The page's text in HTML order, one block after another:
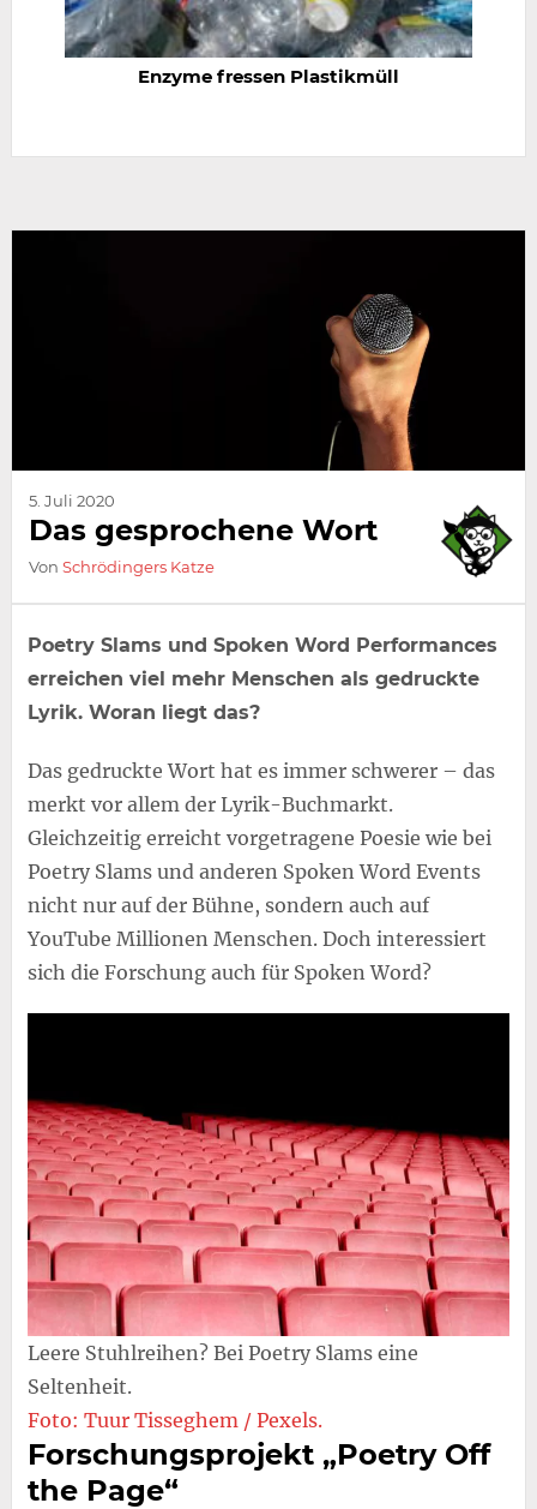
Enzyme fressen Plastikmüll
5. Juli 2020
Das gesprochene Wort
Von Schrödingers Katze
Poetry Slams und Spoken Word Performances
erreichen viel mehr Menschen als gedruckte
Lyrik. Woran liegt das?
Das gedruckte Wort hat es immer schwerer – das
merkt vor allem der Lyrik-Buchmarkt.
Gleichzeitig erreicht vorgetragene Poesie wie bei
Poetry Slams und anderen Spoken Word Events
nicht nur auf der Bühne, sondern auch auf
YouTube Millionen Menschen. Doch interessiert
sich die Forschung auch für Spoken Word?
Leere Stuhlreihen? Bei Poetry Slams eine
Seltenheit.
Foto: Tuur Tisseghem / Pexels.
Forschungsprojekt „Poetry Off
the Page“